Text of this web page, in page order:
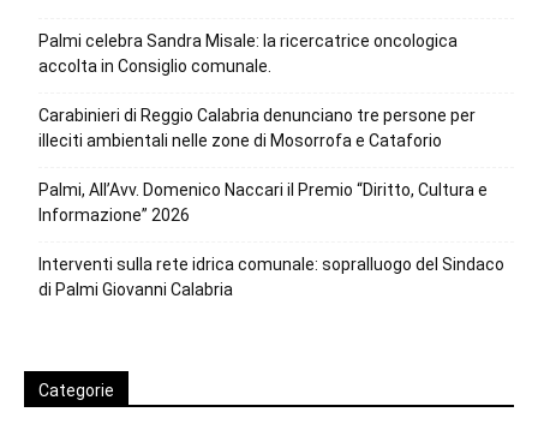
Palmi celebra Sandra Misale: la ricercatrice oncologica
accolta in Consiglio comunale.
Carabinieri di Reggio Calabria denunciano tre persone per
illeciti ambientali nelle zone di Mosorrofa e Cataforio
Palmi, All’Avv. Domenico Naccari il Premio “Diritto, Cultura e
Informazione” 2026
Interventi sulla rete idrica comunale: sopralluogo del Sindaco
di Palmi Giovanni Calabria
Categorie